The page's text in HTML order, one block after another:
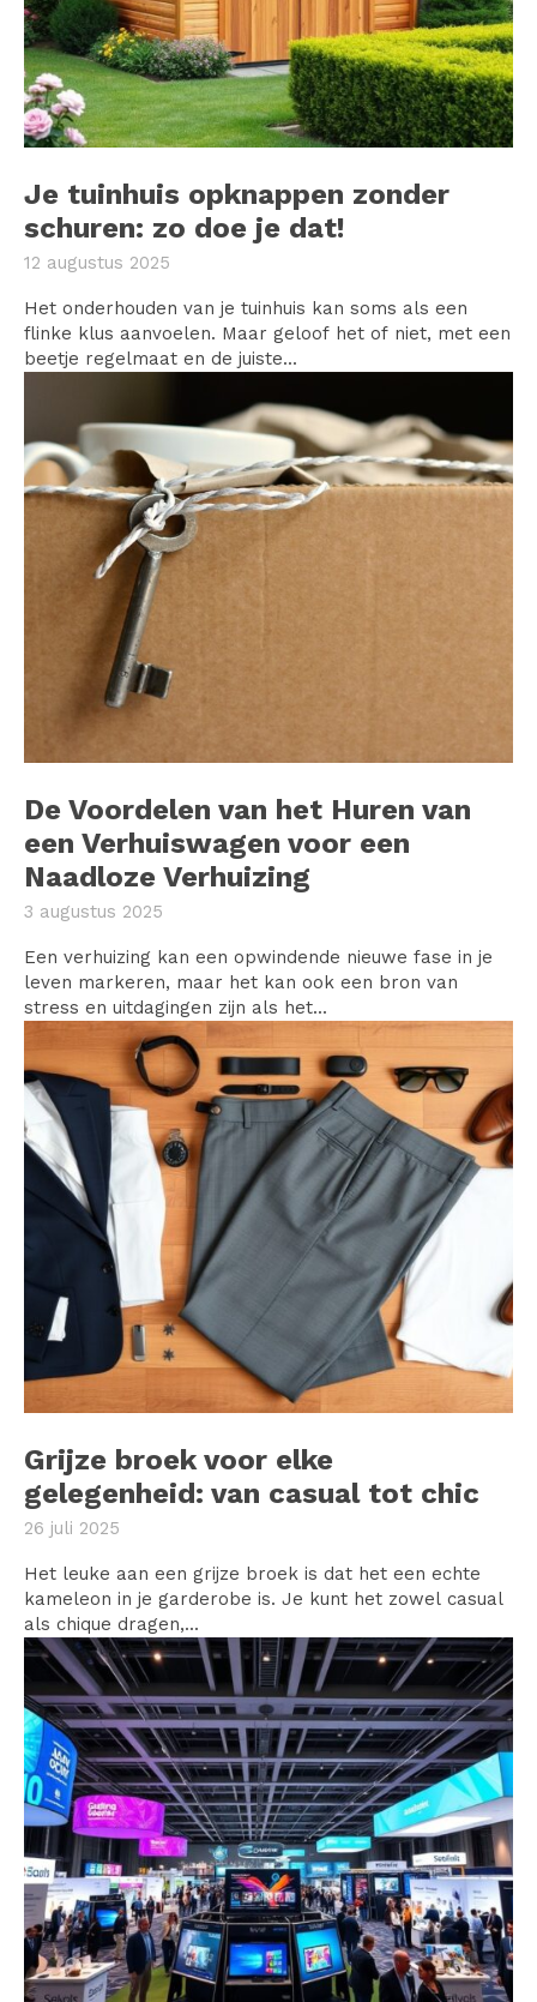
Je tuinhuis opknappen zonder
schuren: zo doe je dat!
12 augustus 2025
Het onderhouden van je tuinhuis kan soms als een
flinke klus aanvoelen. Maar geloof het of niet, met een
beetje regelmaat en de juiste...
De Voordelen van het Huren van
een Verhuiswagen voor een
Naadloze Verhuizing
3 augustus 2025
Een verhuizing kan een opwindende nieuwe fase in je
leven markeren, maar het kan ook een bron van
stress en uitdagingen zijn als het...
Grijze broek voor elke
gelegenheid: van casual tot chic
26 juli 2025
Het leuke aan een grijze broek is dat het een echte
kameleon in je garderobe is. Je kunt het zowel casual
als chique dragen,...